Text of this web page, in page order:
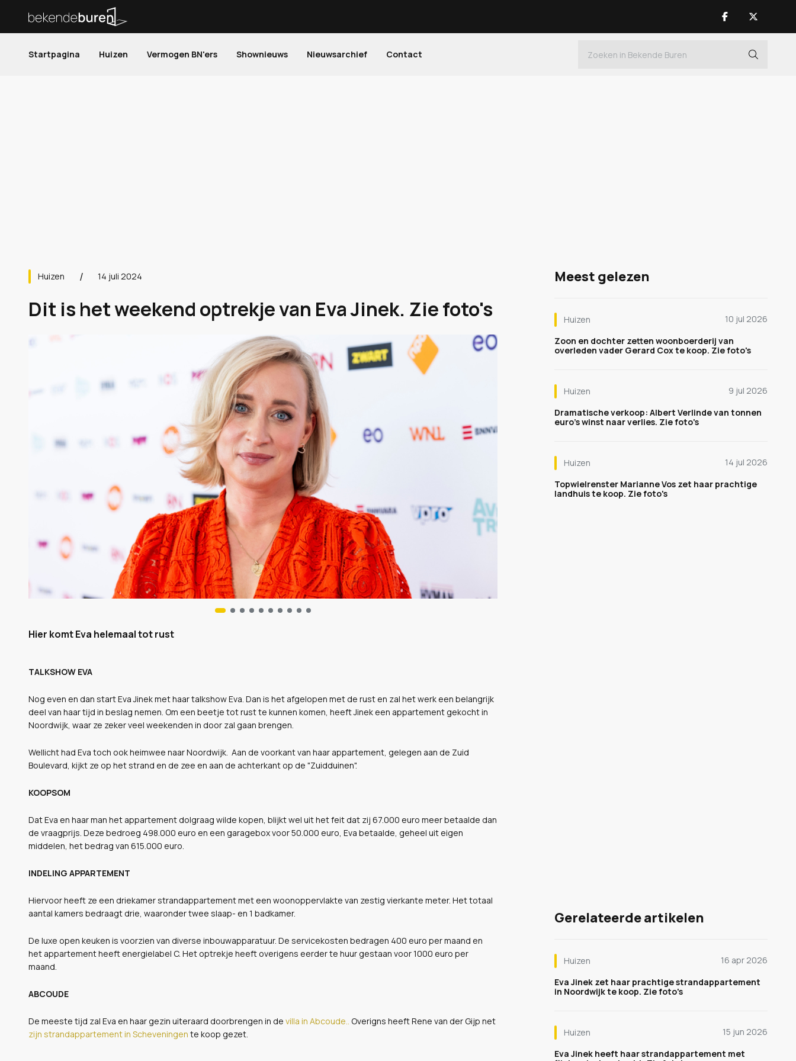
Startpagina Huizen Vermogen BN'ers Shownieuws Nieuwsarchief Contact
Huizen 14 juli 2024
Dit is het weekend optrekje van Eva Jinek. Zie foto's
Hier komt Eva helemaal tot rust
TALKSHOW EVA
Nog even en dan start Eva Jinek met haar talkshow Eva. Dan is het afgelopen met de rust en zal het werk een belangrijk
deel van haar tijd in beslag nemen. Om een beetje tot rust te kunnen komen, heeft Jinek een appartement gekocht in
Noordwijk, waar ze zeker veel weekenden in door zal gaan brengen.
Wellicht had Eva toch ook heimwee naar Noordwijk. Aan de voorkant van haar appartement, gelegen aan de Zuid
Boulevard, kijkt ze op het strand en de zee en aan de achterkant op de "Zuidduinen".
KOOPSOM
Dat Eva en haar man het appartement dolgraag wilde kopen, blijkt wel uit het feit dat zij 67.000 euro meer betaalde dan
de vraagprijs. Deze bedroeg 498.000 euro en een garagebox voor 50.000 euro, Eva betaalde, geheel uit eigen
middelen, het bedrag van 615.000 euro.
INDELING APPARTEMENT
Hiervoor heeft ze een driekamer strandappartement met een woonoppervlakte van zestig vierkante meter. Het totaal
aantal kamers bedraagt drie, waaronder twee slaap- en 1 badkamer.
De luxe open keuken is voorzien van diverse inbouwapparatuur. De servicekosten bedragen 400 euro per maand en
het appartement heeft energielabel C. Het optrekje heeft overigens eerder te huur gestaan voor 1000 euro per
maand.
ABCOUDE
De meeste tijd zal Eva en haar gezin uiteraard doorbrengen in de villa in Abcoude.. Overigns heeft Rene van der Gijp net
zijn strandappartement in Scheveningen te koop gezet.
Meest gelezen
Huizen
10 jul 2026
Zoon en dochter zetten woonboerderij van
overleden vader Gerard Cox te koop. Zie foto's
Huizen
9 jul 2026
Dramatische verkoop: Albert Verlinde van tonnen
euro's winst naar verlies. Zie foto's
Huizen
14 jul 2026
Topwielrenster Marianne Vos zet haar prachtige
landhuis te koop. Zie foto's
Gerelateerde artikelen
Huizen
16 apr 2026
Eva Jinek zet haar prachtige strandappartement
in Noordwijk te koop. Zie foto's
Huizen
15 jun 2026
Eva Jinek heeft haar strandappartement met